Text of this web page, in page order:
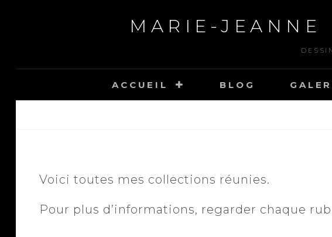
MARIE-JEANNE
ACCUEIL BLOG
Voici toutes mes collections réunies.
Pour plus d’informations, regarder chaque